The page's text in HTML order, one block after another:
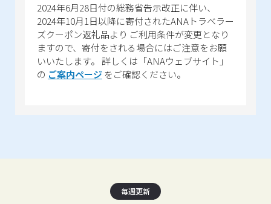
050-3172-2341 （IP電話）
2024年6月28日付の総務省告示改正に伴い、
2024年10月1日以降に寄付されたANAトラベラー
ズクーポン返礼品より ご利用条件が変更となり
ますので、寄付をされる場合にはご注意をお願
いいたします。 詳しくは「ANAウェブサイト」
の ご案内ページ をご確認ください。
毎週更新